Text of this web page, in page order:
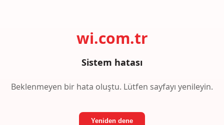
wi.com.tr
Sistem hatası
Beklenmeyen bir hata oluştu. Lütfen sayfayı yenileyin.
Yeniden dene